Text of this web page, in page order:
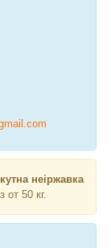
неіржавка
от 50 кг.